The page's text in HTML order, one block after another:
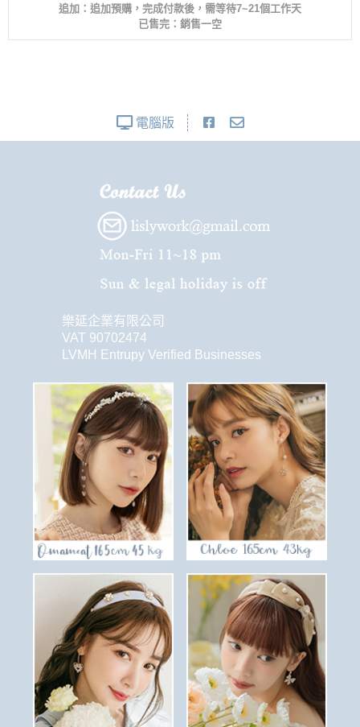
追加：追加預購，完成付款後，需等待7~21個工作天
已售完：銷售一空
電腦版
樂延企業有限公司
VAT 90702474
LVMH Entrupy Verified Businesses